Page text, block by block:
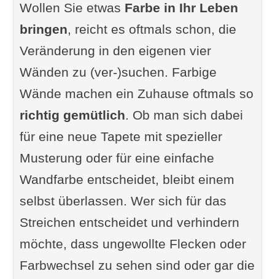
Wollen Sie etwas Farbe in Ihr Leben
bringen, reicht es oftmals schon, die
Veränderung in den eigenen vier
Wänden zu (ver-)suchen. Farbige
Wände machen ein Zuhause oftmals so
richtig gemütlich. Ob man sich dabei
für eine neue Tapete mit spezieller
Musterung oder für eine einfache
Wandfarbe entscheidet, bleibt einem
selbst überlassen. Wer sich für das
Streichen entscheidet und verhindern
möchte, dass ungewollte Flecken oder
Farbwechsel zu sehen sind oder gar die